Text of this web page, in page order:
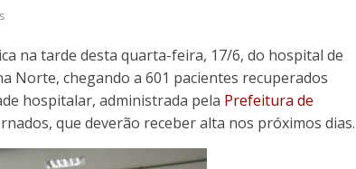
na tarde desta quarta-feira, 17/6, do hospital de
Norte, chegando a 601 pacientes recuperados
hospitalar, administrada pela Prefeitura de
que deverão receber alta nos próximos dias.